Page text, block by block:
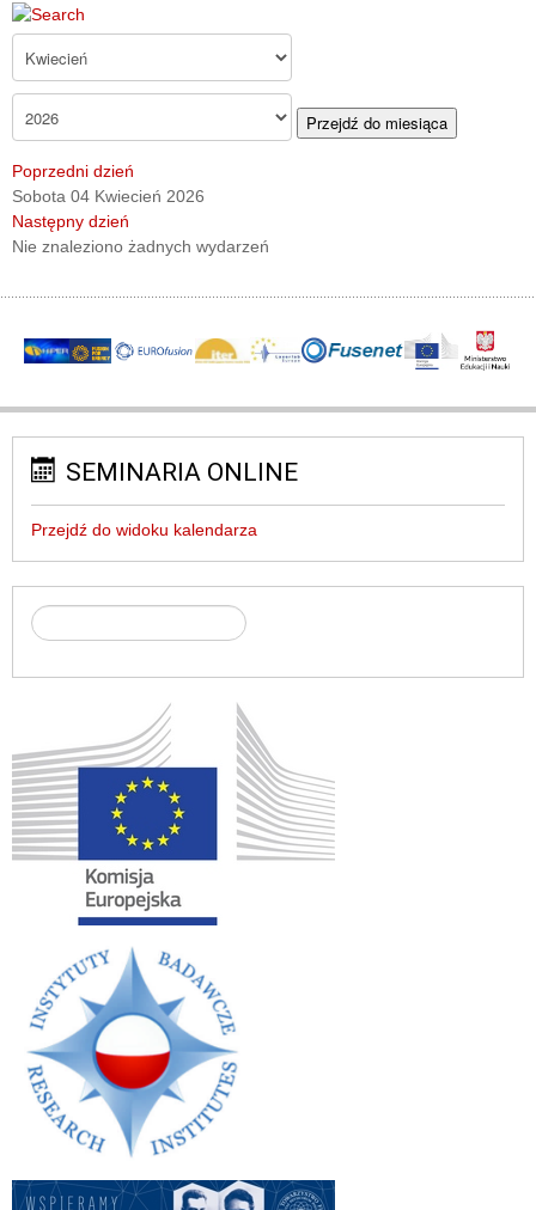
Przejdź do miesiąca
Poprzedni dzień
Sobota 04 Kwiecień 2026
Następny dzień
Nie znaleziono żadnych wydarzeń
SEMINARIA ONLINE
Przejdź do widoku kalendarza